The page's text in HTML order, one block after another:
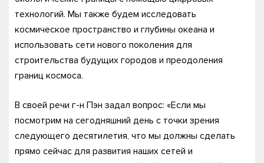
технологий. Мы также будем исследовать
космическое пространство и глубины океана и
использовать сети нового поколения для
строительства будущих городов и преодоления
границ космоса.
В своей речи г-н Пэн задал вопрос: «Если мы
посмотрим на сегодняшний день с точки зрения
следующего десятилетия, что мы должны сделать
прямо сейчас для развития наших сетей и